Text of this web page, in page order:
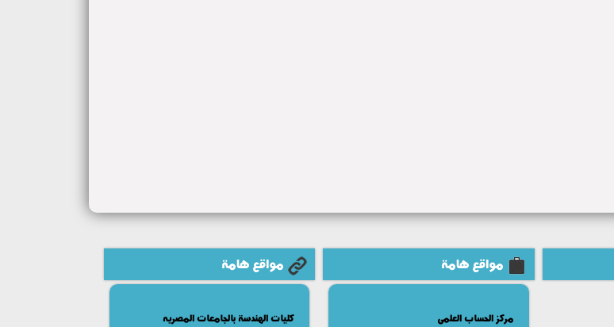
مواقع هامة
مركز الحساب العلمى
مواقع هامة
كليات الهندسة بالجامعات المصريه